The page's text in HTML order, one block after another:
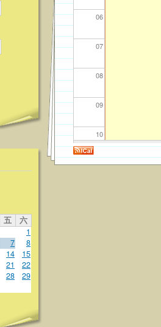
五
六
1
7
8
14
15
21
22
28
29
06
07
08
09
10
11